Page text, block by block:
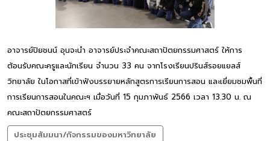
อาจารย์ปิยชนน์ อุนจะนำ อาจารย์ประจำคณะสถาปัตยกรรมศาสตร์ ให้การ
ต้อนรับคณะครูและนักเรียน จำนวน 33 คน จากโรงเรียนปรินส์รอยแยลส์
วิทยาลัย ในโอกาสที่เข้าฟังบรรยายหลักสูตรการเรียนการสอน และเยี่ยมชมพื้นที่
การเรียนการสอนในคณะฯ เมื่อวันที่ 15 กุมภาพันธ์ 2566 เวลา 13.30 น. ณ
คณะสถาปัตยกรรมศาสตร์
ประชุมสัมมนา/กิจกรรมของมหาวิทยาลัย